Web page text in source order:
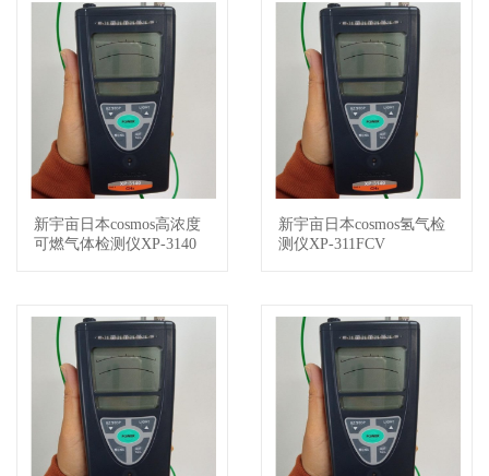
查看详情
新宇亩日本cosmos高浓度
可燃气体检测仪XP-3140
查看详情
新宇亩日本cosmos氢气检
测仪XP-311FCV